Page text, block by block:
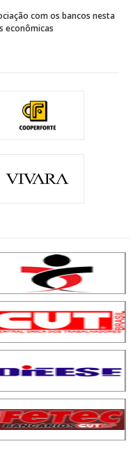
com os bancos nesta
econômicas